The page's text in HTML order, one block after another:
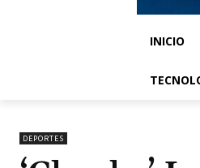
INICIO
DEPORTES